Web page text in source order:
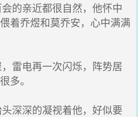
的亲近都很自然，他怀中
着乔煜和莫乔安，心中满满
雷电再一次闪烁，阵势居
多。
深深的凝视着他，好似要